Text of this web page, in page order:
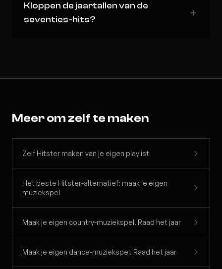
Kloppen de jaartallen van de
seventies-hits?
Meer om zelf te maken
Zelf Hitster maken van je eigen playlist
Het beste Hitster-alternatief: maak je eigen
muziekspel
Maak je eigen country-muziekspel. Raad het jaar
Maak je eigen dance-muziekspel. Raad het jaar